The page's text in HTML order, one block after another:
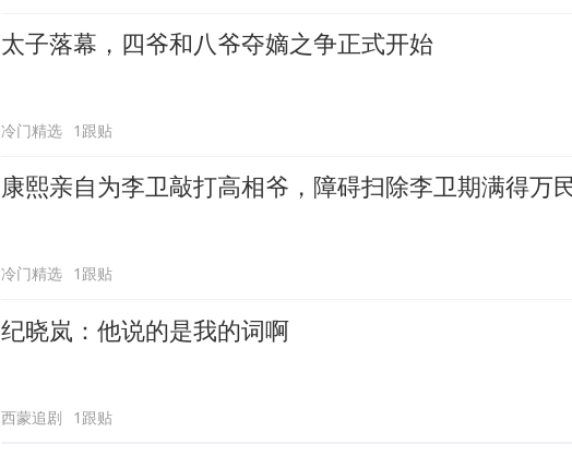
太子落幕，四爷和八爷夺嫡之争正式开始
冷门精选 1跟贴
康熙亲自为李卫敲打高相爷，障碍扫除李卫期满得万
冷门精选 1跟贴
纪晓岚：他说的是我的词啊
西蒙追剧 1跟贴